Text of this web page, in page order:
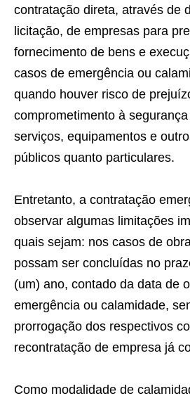
contratação direta, através de
licitação, de empresas para
fornecimento de bens e
casos de emergência ou
quando houver risco de
comprometimento à
serviços, equipamentos e
públicos quanto particulares.
Entretanto, a contratação
observar algumas limitações
quais sejam: nos casos de
possam ser concluídas no
(um) ano, contado da data de
emergência ou calamidade,
prorrogação dos respectivos
recontratação de empresa já
Como modalidade de